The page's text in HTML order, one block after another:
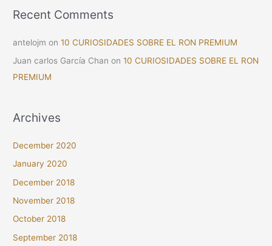
Recent Comments
antelojm on10 CURIOSIDADES SOBRE EL RON PREMIUM
Juan carlos García Chan on10 CURIOSIDADES SOBRE EL RON
PREMIUM
Archives
December 2020
January 2020
December 2018
November 2018
October 2018
September 2018